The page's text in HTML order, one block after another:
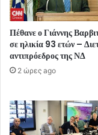
Πέθανε ο Γιάννης
σε ηλικία 93 ετών –
αντιπρόεδρος της ΝΔ
2 ώρες ago